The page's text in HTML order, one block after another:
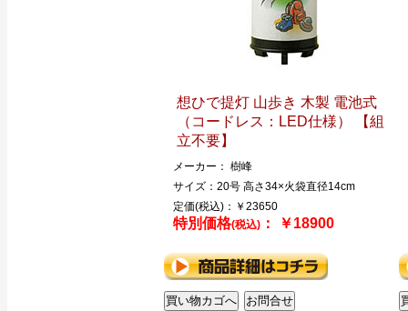
想ひで提灯 山歩き 木製 電池式
（コードレス：LED仕様） 【組
立不要】
メーカー： 樹峰
サイズ：20号 高さ34×火袋直径14cm
定価(税込)：￥23650
特別価格(税込)： ￥18900